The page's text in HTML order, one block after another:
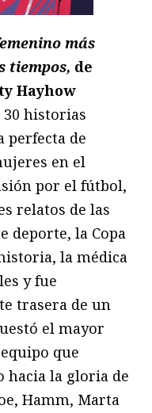
más
tiempos, de
Hayhow
30 historias
perfecta de
en el
por el fútbol,
relatos de las
deporte, la Copa
la médica
y fue
trasera de un
el mayor
que
hacia la gloria de
Hamm, Marta